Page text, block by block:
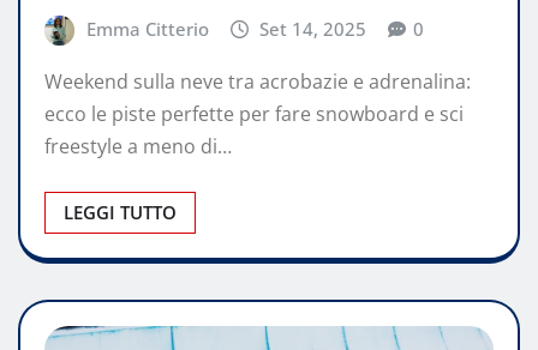
Emma Citterio Set 14, 2025 0
Weekend sulla neve tra acrobazie e adrenalina:
ecco le piste perfette per fare snowboard e sci
freestyle a meno di…
LEGGI TUTTO